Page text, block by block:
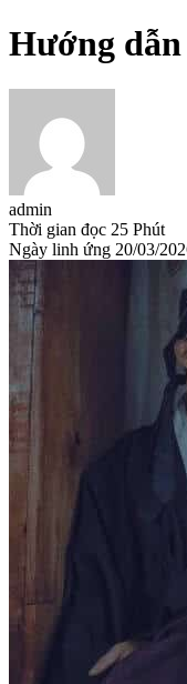
Hướng
admin
Thời gian đọc 25 Phút
Ngày linh ứng 20/03/